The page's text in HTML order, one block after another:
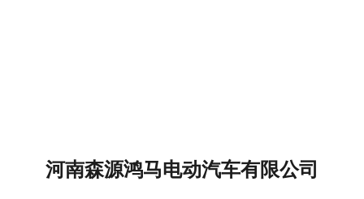
河南森源鸿马电动汽车有限公司